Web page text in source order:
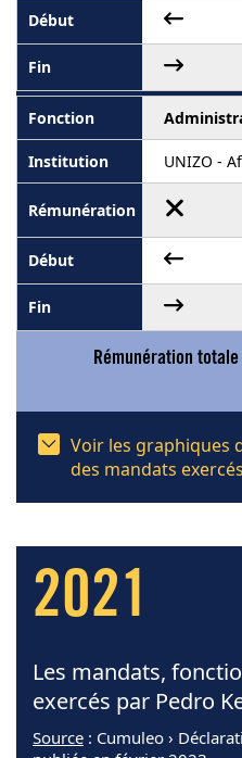
UNIZO -
Rémunération
Voir les graphiques
des mandats
2021
Les mandats,
exercés par Pedro
Source : Cumuleo ›